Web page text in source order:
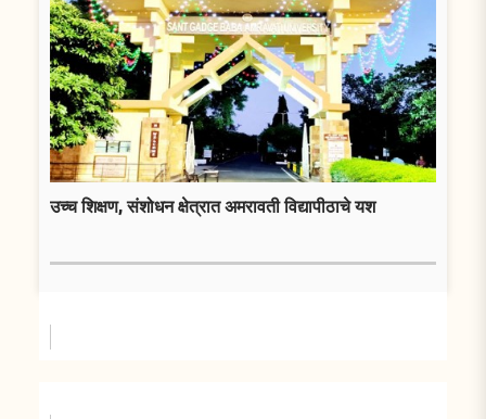
उच्च शिक्षण, संशोधन क्षेत्रात अमरावती विद्यापीठाचे यश